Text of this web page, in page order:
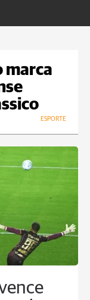
marca
ESPORTE